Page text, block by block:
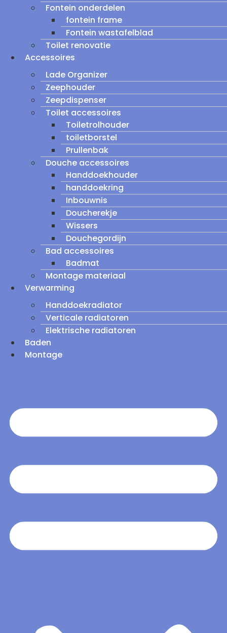
Fontein onderdelen
fontein frame
Fontein wastafelblad
Toilet renovatie
Accessoires
Lade Organizer
Zeephouder
Zeepdispenser
Toilet accessoires
Toiletrolhouder
toiletborstel
Prullenbak
Douche accessoires
Handdoekhouder
handdoekring
Inbouwnis
Doucherekje
Wissers
Douchegordijn
Bad accessoires
Badmat
Montage materiaal
Verwarming
Handdoekradiator
Verticale radiatoren
Elektrische radiatoren
Baden
Montage